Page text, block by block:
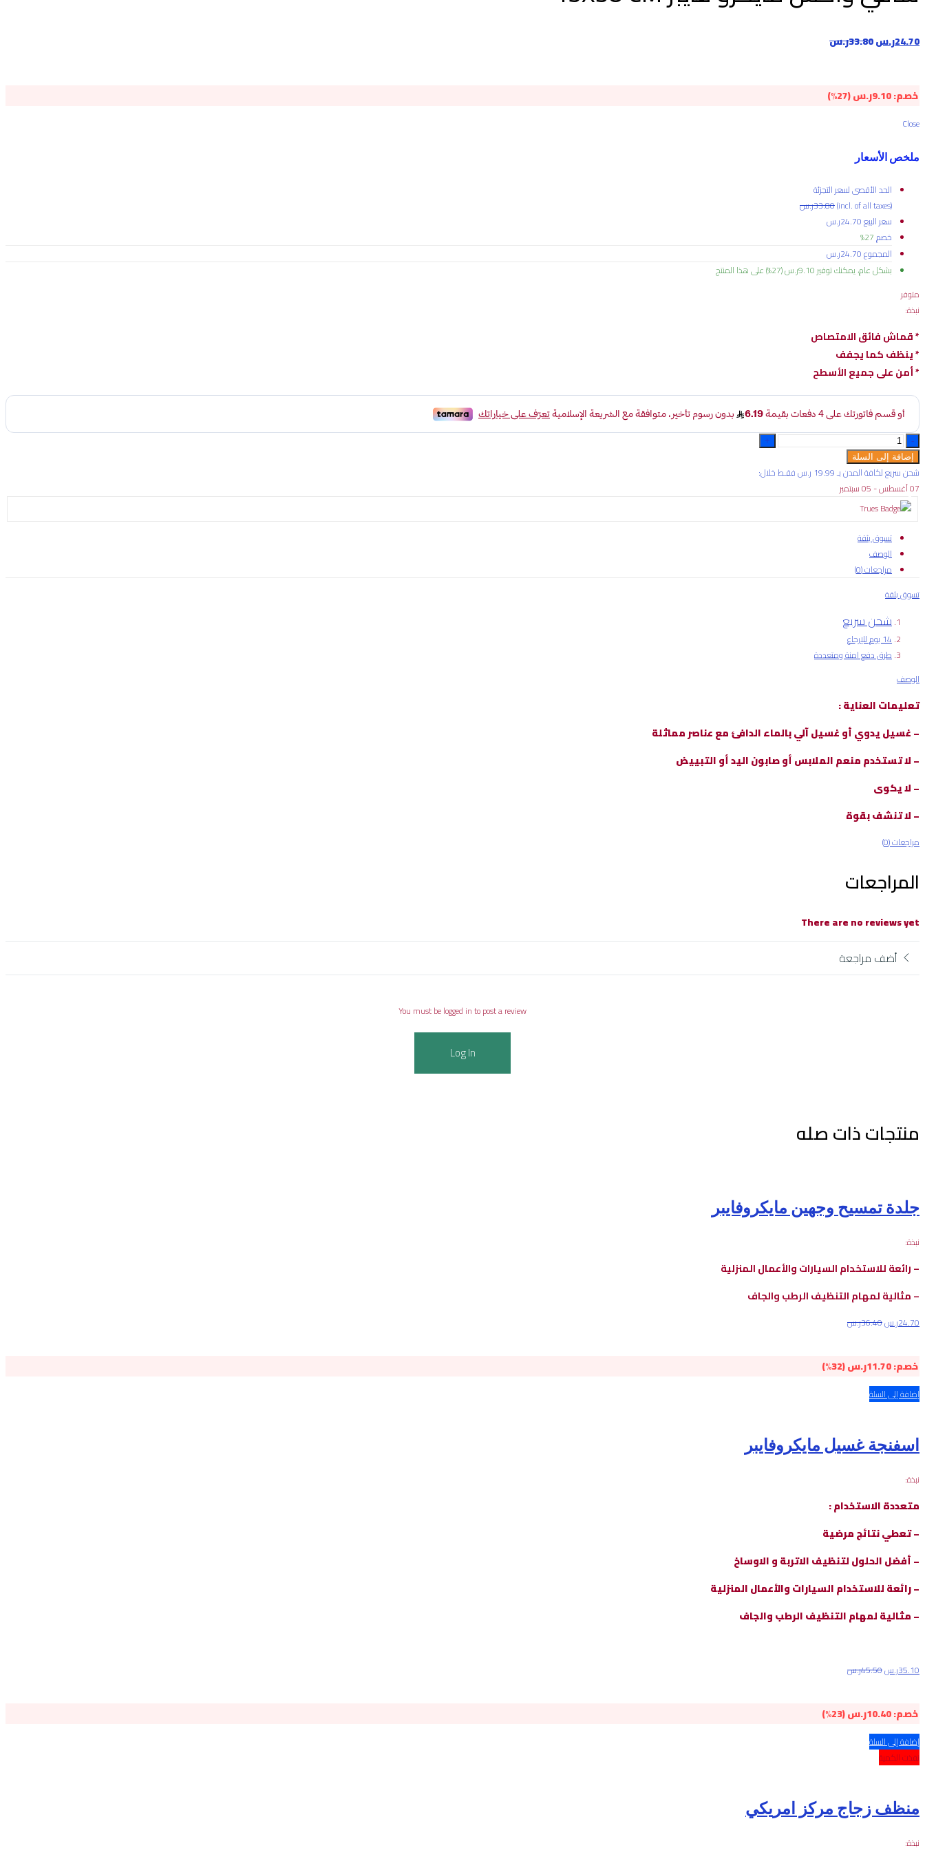
24.70ر.س33.80ر.س
خصم:9.10ر.س(27%)
Close
ملخص الأسعار
الحد الأقصى لسعر التجزئة
(incl. of all taxes)
33.80ر.س
سعر البيع24.70ر.س
خصم27%
المجموع24.70ر.س
بشكل عام، يمكنك توفير9.10ر.س(27%)
على هذا المنتج
متوفر
نبذة:
* قماش فائق الامتصاص
* ينظف كما يجفف
* أمن على جميع الأسطح
سافي
واكس
مايكرو
فايبر
45X38
quantity
إضافة إلى السلة
شحن سريع لكافة المدن بـ 19.99 ر.س فقـط خلال:
07 أغسطس - 05 سبتمبر
تسوق بثقة
الوصف
مراجعات (0)
تسوق بثقة
شحن سريع
14 يوم للإرجاع
طرق دفع امنة ومتعددة
الوصف
تعليمات العناية :
– غسيل يدوي أو غسيل آلي بالماء الدافئ مع عناصر مماثلة
– لا تستخدم منعم الملابس أو صابون اليد أو التبييض
– لا يكوى
– لا تنشف بقوة
مراجعات (0)
المراجعات
There are no reviews yet
أضف مراجعة
You must be logged in to post a review
Log In
منتجات ذات صله
جلدة تمسيح وجهين مايكروفايبر
نبذة:
– رائعة للاستخدام السيارات والأعمال المنزلية
– مثالية لمهام التنظيف الرطب والجاف
24.70ر.س36.40ر.س
خصم:11.70ر.س(32%)
إضافة إلى السلة
اسفنجة غسيل مايكروفايبر
نبذة:
متعددة الاستخدام :
– تعطي نتائج مرضية
– أفضل الحلول لتنظيف الاتربة و الاوساخ
– رائعة للاستخدام السيارات والأعمال المنزلية
– مثالية لمهام التنظيف الرطب والجاف
35.10ر.س45.50ر.س
خصم:10.40ر.س(23%)
إضافة إلى السلة
نفذت الكمية
منظف زجاج مركز امريكي
نبذة: